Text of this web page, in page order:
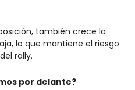
también crece la
lo que mantiene el riesgo
rally.
por delante?